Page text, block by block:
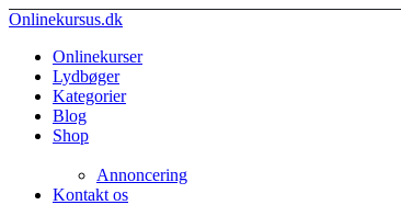
Onlinekursus.dk
Onlinekurser
Lydbøger
Kategorier
Blog
Shop
Annoncering
Kontakt os